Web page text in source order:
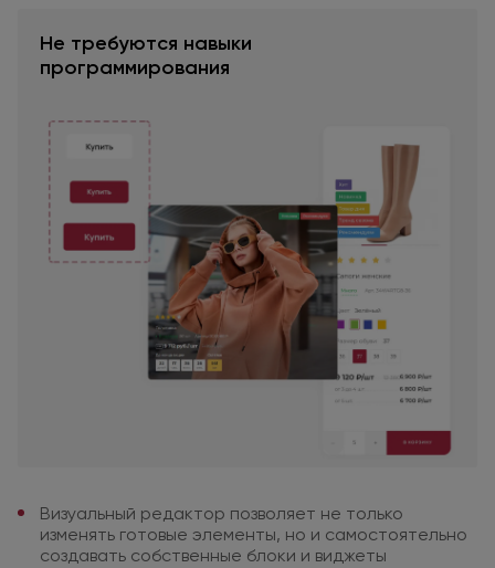
Не требуются навыки
программирования
Визуальный редактор позволяет не только
изменять готовые элементы, но и самостоятельно
создавать собственные блоки и виджеты